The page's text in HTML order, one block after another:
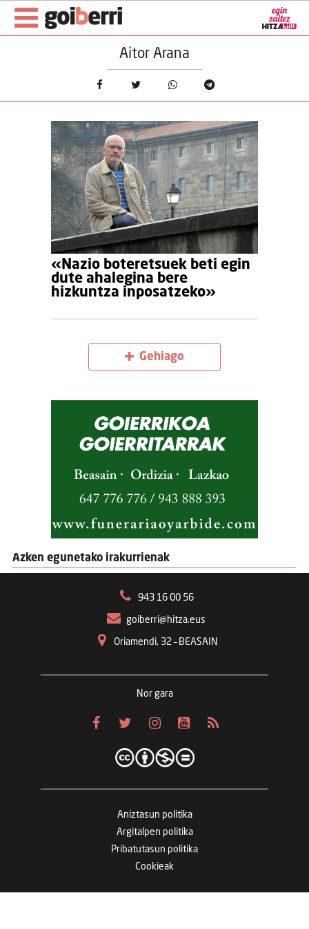
Aitor Arana
«Nazio boteretsuek beti egin
dute ahalegina bere
hizkuntza inposatzeko»
Gehiago
Azken egunetako irakurrienak
943 16 00 56
goiberri@hitza.eus
Oriamendi, 32 – BEASAIN
Nor gara
Aniztasun politika
Argitalpen politika
Pribatutasun politika
Cookieak